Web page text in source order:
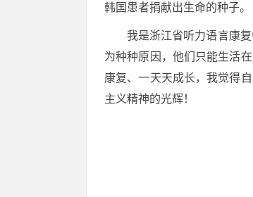
韩国患者捐献出生命的种子。
我是浙江省听力语言康
为种种原因，他们只能生活
康复、一天天成长，我觉得
主义精神的光辉！